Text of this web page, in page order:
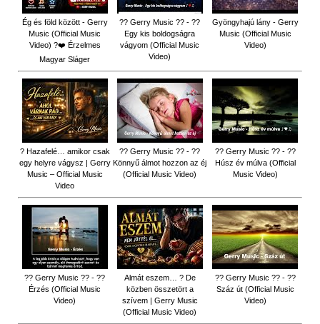
Ég és föld között - Gerry
Music (Official Music
Video) ?❤️ Érzelmes
Magyar Sláger
?? Gerry Music ?? - ??
Egy kis boldogságra
vágyom (Official Music
Video)
Gyöngyhajú lány - Gerry
Music (Official Music
Video)
? Hazafelé… amikor csak
egy helyre vágysz | Gerry
Music – Official Music
Video
?? Gerry Music ?? - ??
Könnyű álmot hozzon az éj
(Official Music Video)
?? Gerry Music ?? - ??
Húsz év múlva (Official
Music Video)
?? Gerry Music ?? - ??
Érzés (Official Music
Video)
Almát eszem… ? De
közben összetört a
szívem | Gerry Music
(Official Music Video)
?? Gerry Music ?? - ??
Száz út (Official Music
Video)